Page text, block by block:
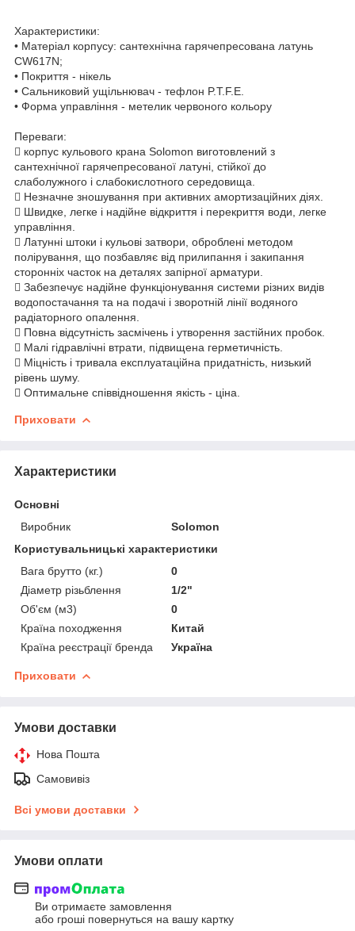
Характеристики:
• Матеріал корпусу: сантехнічна гарячепресована латунь
CW617N;
• Покриття - нікель
• Сальниковий ущільнювач - тефлон P.T.F.E.
• Форма управління - метелик червоного кольору
Переваги:
 корпус кульового крана Solomon виготовлений з
сантехнічної гарячепресованої латуні, стійкої до
слаболужного і слабокислотного середовища.
 Незначне зношування при активних амортизаційних діях.
 Швидке, легке і надійне відкриття і перекриття води, легке
управління.
 Латунні штоки і кульові затвори, оброблені методом
полірування, що позбавляє від прилипання і закипання
сторонніх часток на деталях запірної арматури.
 Забезпечує надійне функціонування системи різних видів
водопостачання та на подачі і зворотній лінії водяного
радіаторного опалення.
 Повна відсутність засмічень і утворення застійних пробок.
 Малі гідравлічні втрати, підвищена герметичність.
 Міцність і тривала експлуатаційна придатність, низький
рівень шуму.
 Оптимальне співвідношення якість - ціна.
Приховати
Характеристики
Основні
Виробник
Solomon
Користувальницькі характеристики
Вага брутто (кг.)
0
Діаметр різьблення
1/2"
Об'єм (м3)
0
Країна походження
Китай
Країна реєстрації бренда
Україна
Приховати
Умови доставки
Нова Пошта
Самовивіз
Всі умови доставки
Умови оплати
Ви отримаєте замовлення
або гроші повернуться на вашу картку